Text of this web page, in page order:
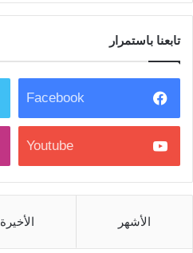
تابعنا باستمرار
Facebook
Youtube
الأشهر الأخيرة